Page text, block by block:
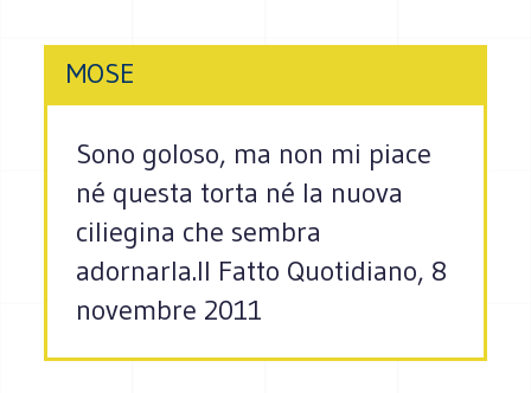
MOSE
Sono goloso, ma non mi piace
né questa torta né la nuova
ciliegina che sembra
adornarla.Il Fatto Quotidiano, 8
novembre 2011